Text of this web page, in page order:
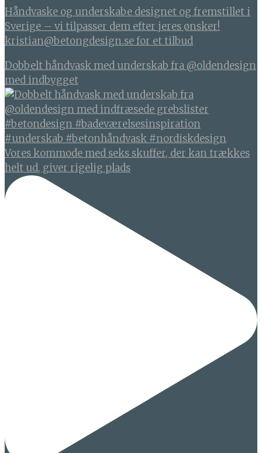
Håndvaske og underskabe designet og fremstillet i
Sverige – vi tilpasser dem efter jeres ønsker!
kristian@betongdesign.se for et tilbud
Dobbelt håndvask med underskab fra @oldendesign
med indbygget
Vores kommode med seks skuffer, der kan trækkes
helt ud, giver rigelig plads